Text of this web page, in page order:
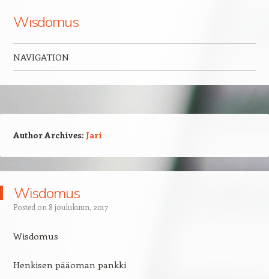
Wisdomus
NAVIGATION
Author Archives: Jari
Wisdomus
Posted on 8 joulukuun, 2017
Wisdomus
Henkisen pääoman pankki